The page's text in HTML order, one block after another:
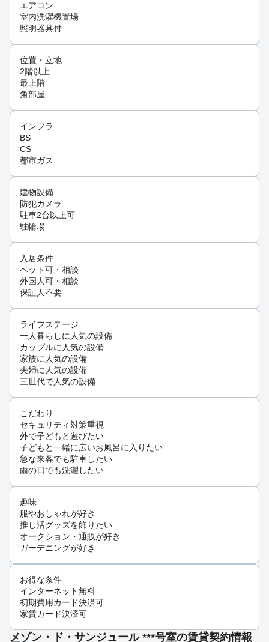
エアコン
室内洗濯機置場
照明器具付
位置・立地
2階以上
最上階
角部屋
インフラ
BS
CS
都市ガス
建物設備
防犯カメラ
駐車2台以上可
駐輪場
入居条件
ペット可・相談
外国人可・相談
保証人不要
ライフステージ
一人暮らしに人気の設備
カップルに人気の設備
家族に人気の設備
夫婦に人気の設備
三世代で人気の設備
こだわり
セキュリティ対策重視
外で子どもと遊びたい
子どもと一緒に広いお風呂に入りたい
急な来客でも駐車したい
雨の日でも洗濯したい
趣味
服やおしゃれが好き
推し活グッズを飾りたい
オークション・通販が好き
ガーデニングが好き
お得な条件
インターネット無料
初期費用カード決済可
家賃カード決済可
メゾン・ド・サンジュール ***号室の賃貸契約情報